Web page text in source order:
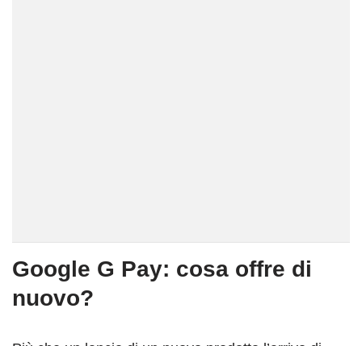
Google G Pay: cosa offre di
nuovo?